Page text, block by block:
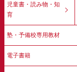
児童書・読み物・知
育
塾・予備校専用教材
電子書籍